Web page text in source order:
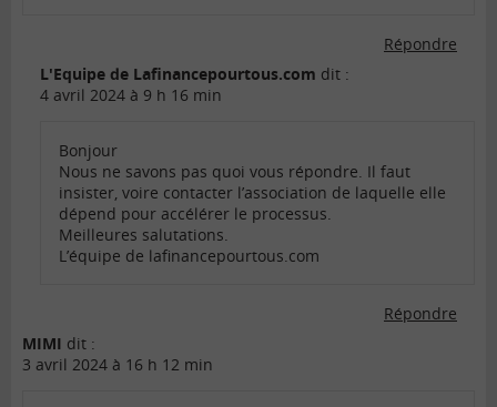
Répondre
L'Equipe de Lafinancepourtous.com dit :
4 avril 2024 à 9 h 16 min
Bonjour
Nous ne savons pas quoi vous répondre. Il faut
insister, voire contacter l’association de laquelle elle
dépend pour accélérer le processus.
Meilleures salutations.
L’équipe de lafinancepourtous.com
Répondre
MIMI dit :
3 avril 2024 à 16 h 12 min